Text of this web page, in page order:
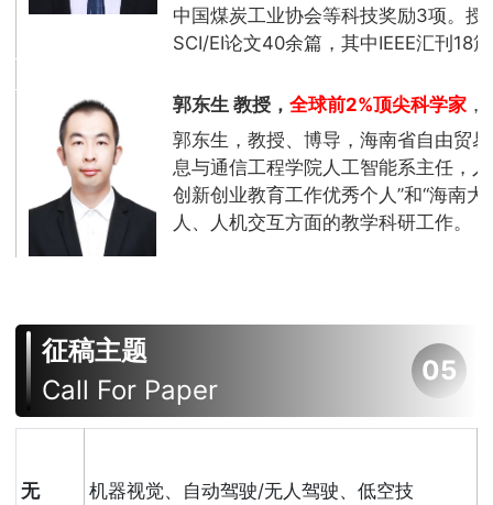
中国煤炭工业协会等科技奖励3项。
SCI/EI论文40余篇，其中IEEE汇刊18
郭东生 教授， 全球前2%顶尖科学家，
郭东生，教授、博导，海南省自由贸
息与通信工程学院人工智能系主任，
创新创业教育工作优秀个人”和“海南
人、人机交互方面的教学科研工作。
征稿主题
Call For Paper
05
无
机器视觉、自动驾驶/无人驾驶、低空技